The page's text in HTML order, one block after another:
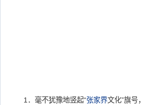
1．毫不犹豫地竖起“张家界文化”旗